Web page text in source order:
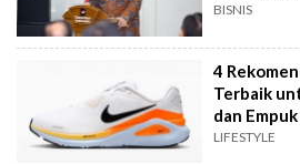
BISNIS
4
Terbaik
dan Empuk
LIFESTYLE